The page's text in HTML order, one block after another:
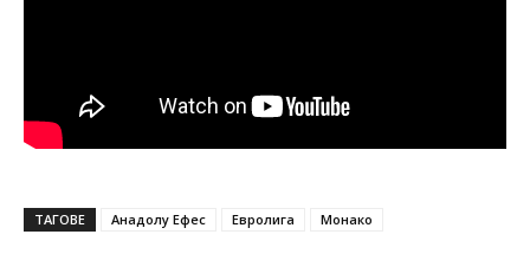
ТАГОВЕ Анадолу Ефес Евролига Монако